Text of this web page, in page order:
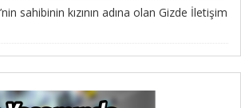
sahibinin kızının adına olan Gizde İletişim